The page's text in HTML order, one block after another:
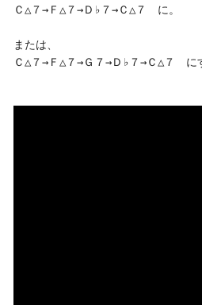
Ｃ△７→Ｆ△７→Ｄ♭７→Ｃ△７　に。
または、
Ｃ△７→Ｆ△７→Ｇ７→Ｄ♭７→Ｃ△７　に